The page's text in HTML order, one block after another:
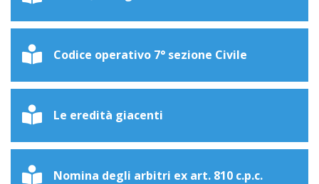
Codice operativo 7° sezione Civile
Le eredità giacenti
Nomina degli arbitri ex art. 810 c.p.c.